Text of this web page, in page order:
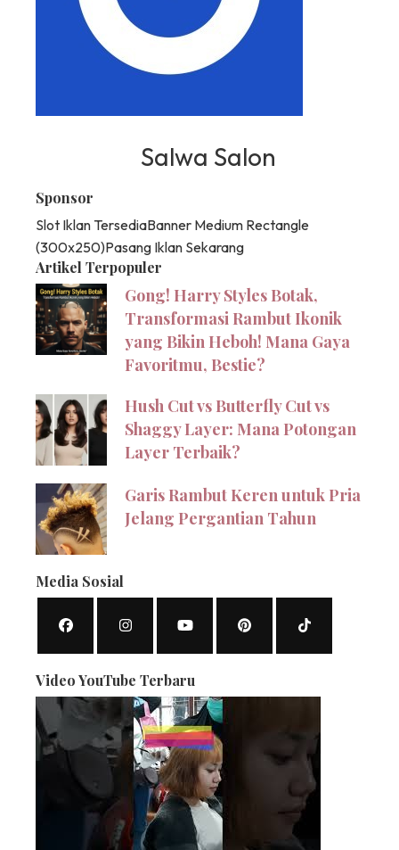
Salwa Salon
Sponsor
Slot Iklan TersediaBanner Medium Rectangle
(300x250)Pasang Iklan Sekarang
Artikel Terpopuler
Gong! Harry Styles Botak,
Transformasi Rambut Ikonik
yang Bikin Heboh! Mana Gaya
Favoritmu, Bestie?
Hush Cut vs Butterfly Cut vs
Shaggy Layer: Mana Potongan
Layer Terbaik?
Garis Rambut Keren untuk Pria
Jelang Pergantian Tahun
Media Sosial
Video YouTube Terbaru